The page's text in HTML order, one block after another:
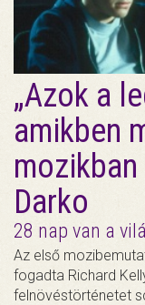
„Azok a
amikben
Darko
28 nap van a
Az első
fogadta Richard
felnövéstörténetet